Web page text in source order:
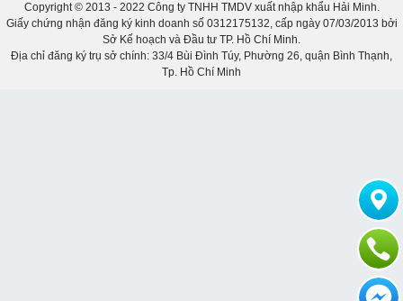
Copyright © 2013 - 2022 Công ty TNHH TMDV xuất nhập khẩu Hải Minh.
Giấy chứng nhận đăng ký kinh doanh số 0312175132, cấp ngày 07/03/2013 bởi
Sở Kế hoạch và Đầu tư TP. Hồ Chí Minh.
Địa chỉ đăng ký trụ sở chính: 33/4 Bùi Đình Túy, Phường 26, quận Bình Thạnh,
Tp. Hồ Chí Minh